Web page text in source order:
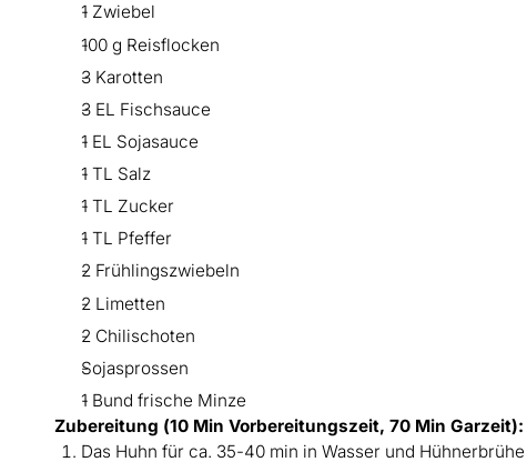
1 Zwiebel
100 g Reisflocken
3 Karotten
3 EL Fischsauce
1 EL Sojasauce
1 TL Salz
1 TL Zucker
1 TL Pfeffer
2 Frühlingszwiebeln
2 Limetten
2 Chilischoten
Sojasprossen
1 Bund frische Minze
Zubereitung (10 Min Vorbereitungszeit, 70 Min Garzeit):
Das Huhn für ca. 35-40 min in Wasser und